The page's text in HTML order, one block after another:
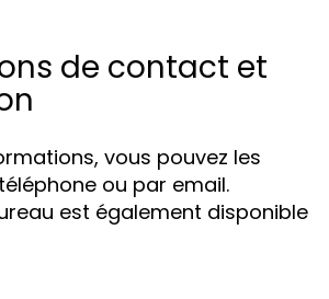
de contact et
vous pouvez les
ou par email.
est également disponible